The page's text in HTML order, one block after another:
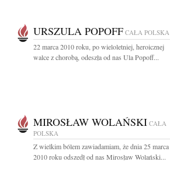
URSZULA POPOFF CAŁA POLSKA
22 marca 2010 roku, po wieloletniej, heroicznej
walce z chorobą, odeszła od nas Ula Popoff...
MIROSŁAW WOLAŃSKI CAŁA
POLSKA
Z wielkim bólem zawiadamiam, że dnia 25 marca
2010 roku odszedł od nas Mirosław Wolański...